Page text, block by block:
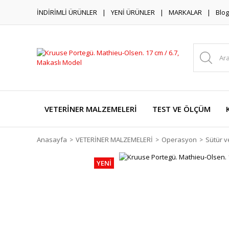
İNDİRİMLİ ÜRÜNLER YENİ ÜRÜNLER MARKALAR Blog
VETERİNER MALZEMELERİ TEST VE ÖLÇÜM
Anasayfa VETERİNER MALZEMELERİ Operasyon Sütür
YENİ